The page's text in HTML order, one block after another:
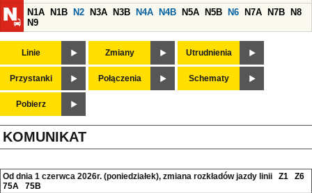
N1A
N1B N2 N3A N3B N4A N4B N5A N5B N6 N7A N7B
N8
N9
Linie Zmiany Utrudnienia
Przystanki Połączenia Schematy
Pobierz
KOMUNIKAT
Od dnia 1 czerwca 2026r. (poniedziałek), zmiana rozkładów jazdy linii Z1
Z6
75A
75B